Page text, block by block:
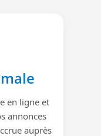
en ligne et
annonces
auprès